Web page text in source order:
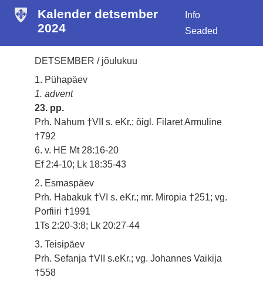
Kalender detsember
2024
Info
Seaded
DETSEMBER / jõulukuu
1. Pühapäev
1. advent
23. pp.
Prh. Nahum †VII s. eKr.; õigl. Filaret Armuline
†792
6. v. HE Mt 28:16-20
Ef 2:4-10; Lk 18:35-43
2. Esmaspäev
Prh. Habakuk †VI s. eKr.; mr. Miropia †251; vg.
Porfiiri †1991
1Ts 2:20-3:8; Lk 20:27-44
3. Teisipäev
Prh. Sefanja †VII s.eKr.; vg. Johannes Vaikija
†558